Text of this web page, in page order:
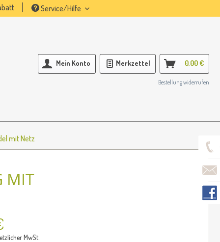
Service/Hilfe
Mein Konto Merkzettel 0,00 €
Bestellung widerrufen
mit Netz
MIT
MwSt.